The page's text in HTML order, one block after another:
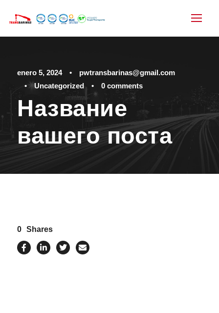
enero 5, 2024 •
pwtransbarinas@gmail.com
•
Uncategorized • 0 comments
Название
вашего поста
0 Shares